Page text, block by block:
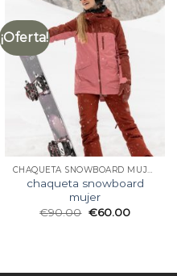
¡Oferta!
CHAQUETA SNOWBOARD MUJER
chaqueta snowboard
mujer
€90.00 €60.00